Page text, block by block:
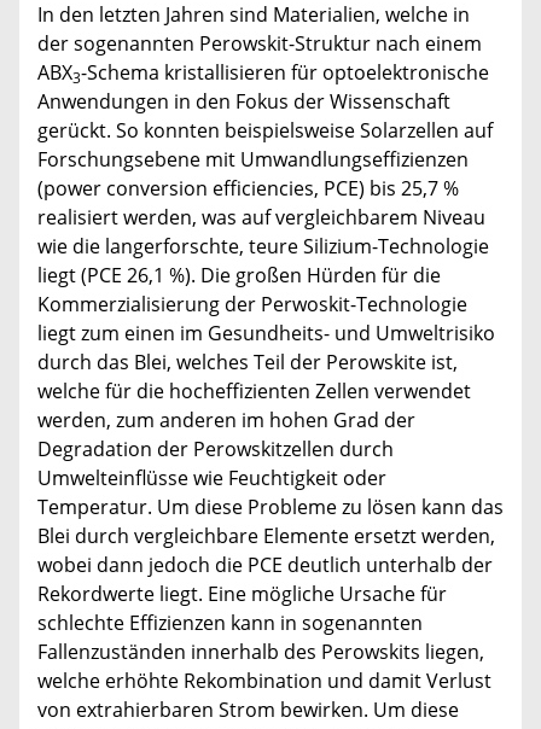
In den letzten Jahren sind Materialien, welche in
der sogenannten Perowskit-Struktur nach einem
ABX3-Schema kristallisieren für optoelektronische
Anwendungen in den Fokus der Wissenschaft
gerückt. So konnten beispielsweise Solarzellen auf
Forschungsebene mit Umwandlungseffizienzen
(power conversion efficiencies, PCE) bis 25,7 %
realisiert werden, was auf vergleichbarem Niveau
wie die langerforschte, teure Silizium-Technologie
liegt (PCE 26,1 %). Die großen Hürden für die
Kommerzialisierung der Perwoskit-Technologie
liegt zum einen im Gesundheits- und Umweltrisiko
durch das Blei, welches Teil der Perowskite ist,
welche für die hocheffizienten Zellen verwendet
werden, zum anderen im hohen Grad der
Degradation der Perowskitzellen durch
Umwelteinflüsse wie Feuchtigkeit oder
Temperatur. Um diese Probleme zu lösen kann das
Blei durch vergleichbare Elemente ersetzt werden,
wobei dann jedoch die PCE deutlich unterhalb der
Rekordwerte liegt. Eine mögliche Ursache für
schlechte Effizienzen kann in sogenannten
Fallenzuständen innerhalb des Perowskits liegen,
welche erhöhte Rekombination und damit Verlust
von extrahierbaren Strom bewirken. Um diese